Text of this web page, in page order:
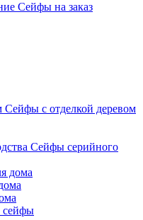
Сейфы на заказ
Сейфы с отделкой деревом
Сейфы серийного
дома